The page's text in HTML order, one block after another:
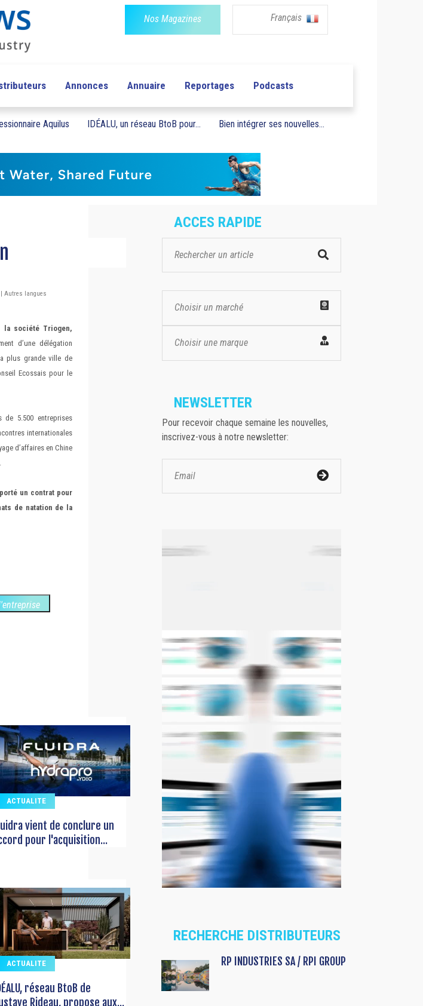
Nos Magazines Français
Annonces Annuaire Reportages Podcasts
Aquilus IDÉALU, un réseau BtoB pour... Bien intégrer ses nouvelles...
| Autres langues
la société Triogen,
d’une délégation
plus grande ville de
Ecossais pour le
de 5.500 entreprises
internationales
d’affaires en Chine
.
un contrat pour
de natation de la
ACTUALITE
vient de conclure un
pour l'acquisition...
ACTUALITE
réseau BtoB de
Rideau, propose aux...
ACCES RAPIDE
Choisir un marché
Choisir une marque
NEWSLETTER
Pour recevoir chaque semaine les nouvelles,
inscrivez-vous à notre newsletter:
RECHERCHE DISTRIBUTEURS
RP INDUSTRIES SA / RPI GROUP